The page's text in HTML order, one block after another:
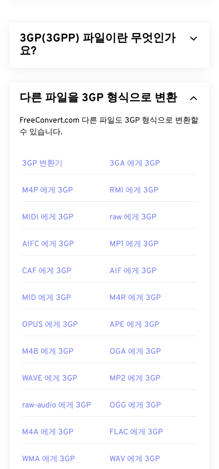
계했으며 시스템 및 프로토콜에 독립적으로 작동합
니다. 챕터, 캡션, 자막, 메타데이터 태그, 스트리밍 및
ASF 파일을 어떻게 여나요?
ASF 파일을 열려면Windows Media Player를 사용하
는 것이 가장 좋습니다.
일 확장자로 표시될 수 있습니다.
최초 출시:
유용한 링크:
https://docs.microsoft.com/en-
3GP(3GPP) 파일이란 무엇인가
요?
된 멀티미디어 컨테이너 포맷으로,GSM (Global
바일용 기술이므로, 3GP 포맷을 사용하면 UMTS 네
트워크의 휴대폰에서 고속 무선 연결을 통해 미디어
3GP 파일을 어떻게 여나요?
3GP 파일을 여는 데 가장 좋은 애플리케이션은
되었지만 Linux, Mac, Windows를 포함한 대부분의
운영 체제에서 쉽게 열 수 있습니다.
3GP는 3GPPTimed Text를통해 자막을 지원하는 유
니다. AutoGK가
그 예입니다. 모바일이 아닌 환경에
로변환하세요.
유용한 링크:
https://www.3gpp.org/
다른 파일을 3GP 형식으로 변환
FreeConvert.com 다른 파일도 3GP 형식으로 변환할
수 있습니다.
3GP 변환기 3GA 에게 3GP
M4P 에게 3GP RMI 에게 3GP
MIDI 에게 3GP raw 에게 3GP
AIFC 에게 3GP MP1 에게 3GP
CAF 에게 3GP AIF 에게 3GP
MID 에게 3GP M4R 에게 3GP
OPUS 에게 3GP APE 에게 3GP
M4B 에게 3GP OGA 에게 3GP
WAVE 에게 3GP MP2 에게 3GP
raw-audio 에게 3GP OGG 에게 3GP
M4A 에게 3GP FLAC 에게 3GP
WMA 에게 3GP WAV 에게 3GP